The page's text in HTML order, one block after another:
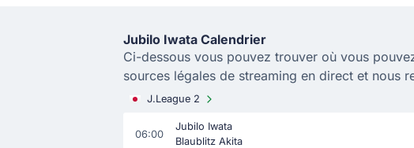
Jubilo Iwata Calendrier
Ci-dessous vous pouvez trouver où vous
sources légales de streaming en direct et nous
J.League 2
06:00
Jubilo Iwata
Blaublitz Akita